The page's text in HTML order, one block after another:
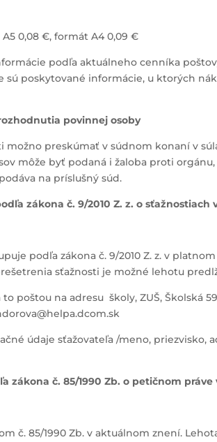
0,08 €, formát A4 0,09 €
podľa aktuálneho cenníka
sú poskytované informácie, u ktorých
povinnej osoby
preskúmať v súdnom konaní v
môže byť podaná i žaloba proti
na príslušný súd.
zákona č. 9/2010 Z. z. o
podľa zákona č. 9/2010 Z. z. v
sťažnosti je možné lehotu
poštou na adresu školy, ZUŠ, Školská
údaje sťažovateľa /meno, priezvisko,
zákona č. 85/1990 Zb. o petičnom
č. 85/1990 Zb. v aktuálnom znení.